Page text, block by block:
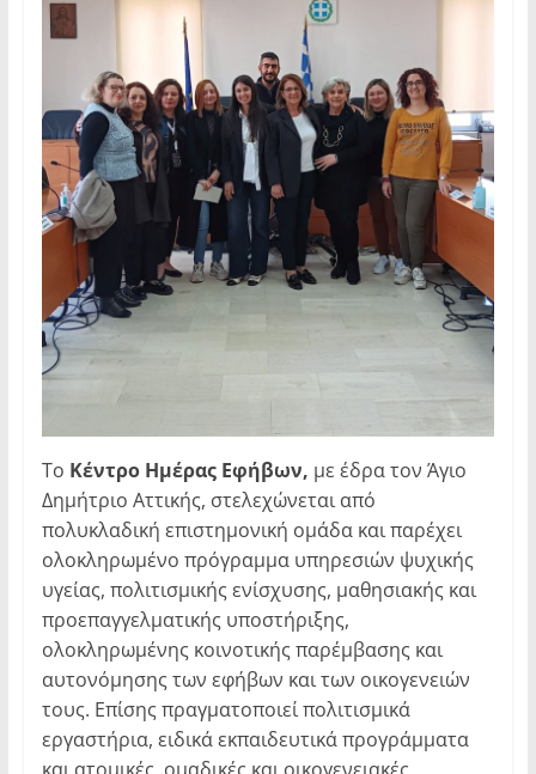
Το Κέντρο Ημέρας Εφήβων, με έδρα τον Άγιο
Δημήτριο Αττικής, στελεχώνεται από
πολυκλαδική επιστημονική ομάδα και παρέχει
ολοκληρωμένο πρόγραμμα υπηρεσιών ψυχικής
υγείας, πολιτισμικής ενίσχυσης, μαθησιακής και
προεπαγγελματικής υποστήριξης,
ολοκληρωμένης κοινοτικής παρέμβασης και
αυτονόμησης των εφήβων και των οικογενειών
τους. Επίσης πραγματοποιεί πολιτισμικά
εργαστήρια, ειδικά εκπαιδευτικά προγράμματα